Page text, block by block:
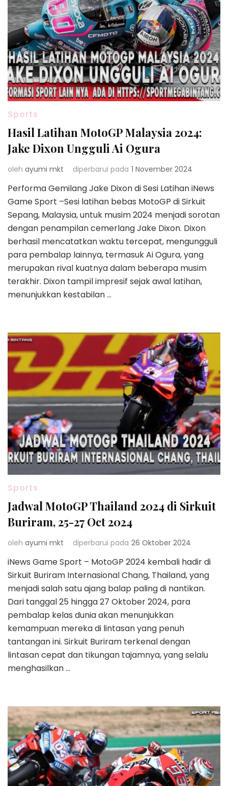
Sports
Hasil Latihan MotoGP Malaysia 2024:
Jake Dixon Ungguli Ai Ogura
oleh ayumi mkt diperbarui pada 1 November 2024
Performa Gemilang Jake Dixon di Sesi Latihan iNews
Game Sport –Sesi latihan bebas MotoGP di Sirkuit
Sepang, Malaysia, untuk musim 2024 menjadi sorotan
dengan penampilan cemerlang Jake Dixon. Dixon
berhasil mencatatkan waktu tercepat, mengungguli
para pembalap lainnya, termasuk Ai Ogura, yang
merupakan rival kuatnya dalam beberapa musim
terakhir. Dixon tampil impresif sejak awal latihan,
menunjukkan kestabilan …
Sports
Jadwal MotoGP Thailand 2024 di Sirkuit
Buriram, 25-27 Oct 2024
oleh ayumi mkt diperbarui pada 26 Oktober 2024
iNews Game Sport – MotoGP 2024 kembali hadir di
Sirkuit Buriram Internasional Chang, Thailand, yang
menjadi salah satu ajang balap paling di nantikan.
Dari tanggal 25 hingga 27 Oktober 2024, para
pembalap kelas dunia akan menunjukkan
kemampuan mereka di lintasan yang penuh
tantangan ini. Sirkuit Buriram terkenal dengan
lintasan cepat dan tikungan tajamnya, yang selalu
menghasilkan …